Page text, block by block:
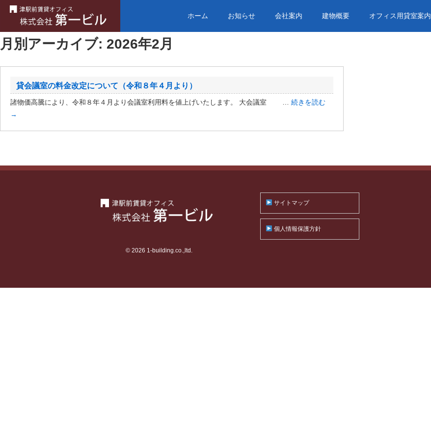
ホーム お知らせ 会社案内 建物概要 オフィス用貸室案内
月別アーカイブ: 2026年2月
貸会議室の料金改定について（令和８年４月より）
諸物価高騰により、令和８年４月より会議室利用料を値上げいたします。 大会議室 … 続きを読む
→
© 2026 1-building.co.,ltd.
サイトマップ
個人情報保護方針